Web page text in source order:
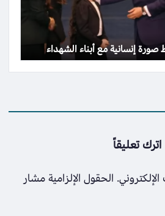
إنسانية مع أبناء الشهداء
اترك تعليقاً
الحقول الإلزامية مشار